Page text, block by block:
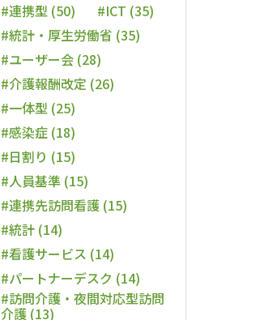
#連携型 (50)
#ICT (35)
#統計・厚生労働省 (35)
#ユーザー会 (28)
#介護報酬改定 (26)
#一体型 (25)
#感染症 (18)
#日割り (15)
#人員基準 (15)
#連携先訪問看護 (15)
#統計 (14)
#看護サービス (14)
#パートナーデスク (14)
#訪問介護・夜間対応型訪問
介護 (13)